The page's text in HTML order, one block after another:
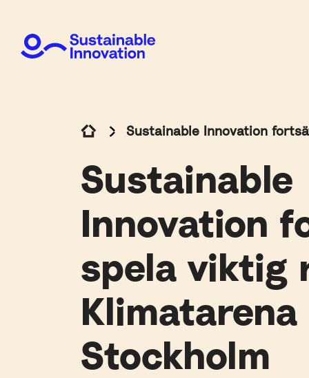
Sustainable Innovation
Sustainable
Innovation
spela viktig
Klimatarena
Stockholm